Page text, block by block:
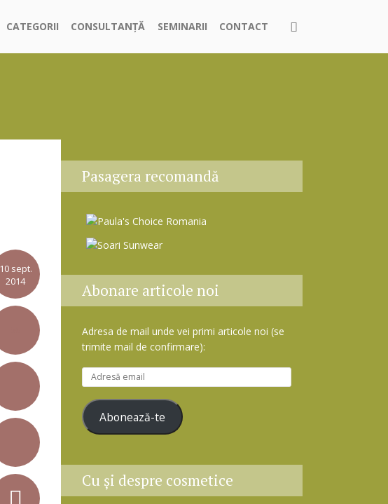
CATEGORII CONSULTANȚĂ SEMINARII CONTACT
10 sept.
2014
Pasagera recomandă
Abonare articole noi
Adresa de mail unde vei primi articole noi (se
trimite mail de confirmare):
d
r
e
e
m
a
Abonează-te
Cu şi despre cosmetice